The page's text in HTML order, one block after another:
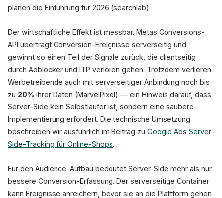
planen die Einführung für 2026 (searchlab).
Der wirtschaftliche Effekt ist messbar. Metas Conversions-
API überträgt Conversion-Ereignisse serverseitig und
gewinnt so einen Teil der Signale zurück, die clientseitig
durch Adblocker und ITP verloren gehen. Trotzdem verlieren
Werbetreibende auch mit serverseitiger Anbindung noch bis
zu 20% ihrer Daten (MarvelPixel) — ein Hinweis darauf, dass
Server-Side kein Selbstläufer ist, sondern eine saubere
Implementierung erfordert. Die technische Umsetzung
beschreiben wir ausführlich im Beitrag zu Google Ads Server-
Side-Tracking für Online-Shops.
Für den Audience-Aufbau bedeutet Server-Side mehr als nur
bessere Conversion-Erfassung. Der serverseitige Container
kann Ereignisse anreichern, bevor sie an die Plattform gehen